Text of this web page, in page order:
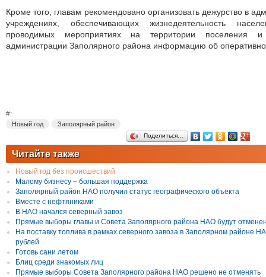
Кроме того, главам рекомендовано организовать дежурство в
учреждениях, обеспечивающих жизнедеятельность
проводимых мероприятиях на территории поселения
администрации Заполярного района информацию об
#:
Новый год Заполярный район
Поделиться…
Читайте также
Новый год без происшествий
Малому бизнесу – большая поддержка
Заполярный район НАО получил статус географического объекта
Вместе с нефтяниками
В НАО начался северный завоз
Прямые выборы главы и Совета Заполярного района НАО будут
На поставку топлива в рамках северного завоза в Заполярном районе
рублей
Готовь сани летом
Блиц среди знакомых лиц
Прямые выборы Совета Заполярного района НАО решено не отменять